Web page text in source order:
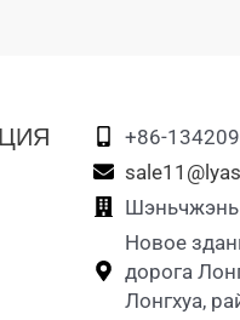
+86-
Шэньчжэнь
Новое
дорога
Лонгхуа,